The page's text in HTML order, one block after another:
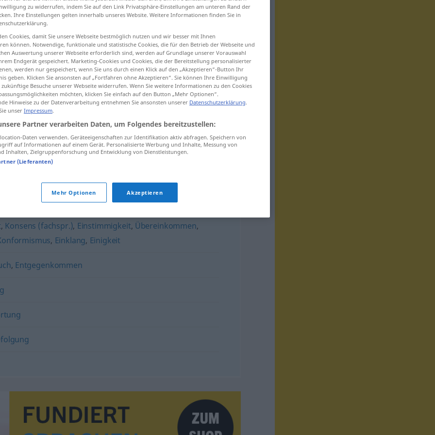
met) Zustimmung
, Konsens (fachspr.), Einstimmigkeit, Übereinkommen,
, Einklang, Einigkeit
, Entgegenkommen
zu widerrufen, indem Sie auf den Link Privatsphäre-Einstellungen am unteren Rand der
Ihre Einstellungen gelten innerhalb unseres Website. Weitere Informationen finden Sie in
Cookies, damit Sie unsere Webseite bestmöglich nutzen und wir besser mit Ihnen
können. Notwendige, funktionale und statistische Cookies, die für den Betrieb der Webseite und
Auswertung unserer Webseite erforderlich sind, werden auf Grundlage unserer Vorauswahl
Endgerät gespeichert. Marketing-Cookies und Cookies, die der Bereitstellung personalisierter
werden nur gespeichert, wenn Sie uns durch einen Klick auf den „Akzeptieren“-Button Ihr
geben. Klicken Sie ansonsten auf „Fortfahren ohne Akzeptieren“. Sie können Ihre Einwilligung
Besuche unserer Webseite widerrufen. Wenn Sie weitere Informationen zu den Cookies
möchten, klicken Sie einfach auf den Button „Mehr Optionen“.
Hinweise zu der Datenverarbeitung entnehmen Sie ansonsten unserer Datenschutzerklärung.
unser Impressum.
Partner verarbeiten Daten, um Folgendes bereitzustellen:
Daten verwenden. Geräteeigenschaften zur Identifikation aktiv abfragen. Speichern von
auf Informationen auf einem Gerät. Personalisierte Werbung und Inhalte, Messung von
Inhalten, Zielgruppenforschung und Entwicklung von Dienstleistungen.
(Lieferanten)
Mehr Optionen Akzeptieren